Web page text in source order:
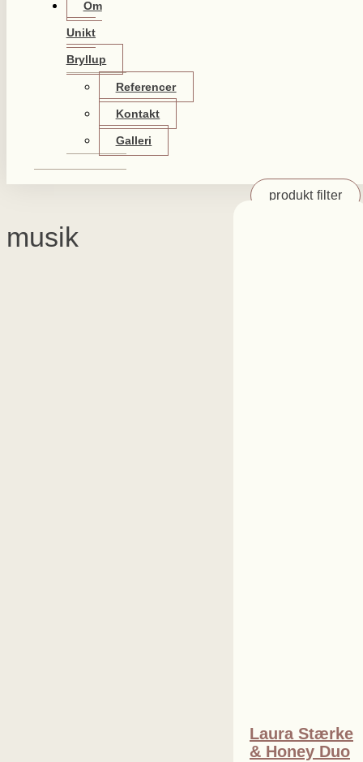
Om
Unikt
Bryllup
Referencer
Kontakt
Galleri
produkt filter
musik
Laura Stærke
& Honey Duo